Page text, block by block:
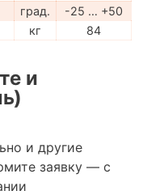
град.
-25 … +50
кг 84
и
и другие
заявку — с